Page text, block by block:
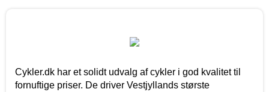
Cykler.dk har et solidt udvalg af cykler i god kvalitet til
fornuftige priser. De driver Vestjyllands største